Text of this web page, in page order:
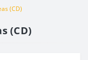
(CD)
(CD)